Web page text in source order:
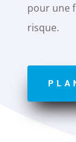
pour une
risque.